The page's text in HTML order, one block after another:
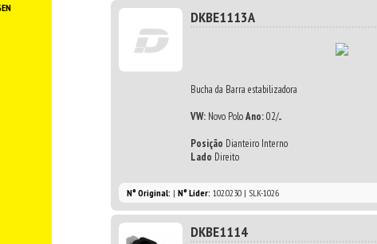
DKBE1113A
Bucha da Barra estabilizadora
VW: Novo PoloAno:02/...
Posição Dianteiro Interno
Lado Direito
N° Original: | N° Líder: 102.0230 | SLK-1026
DKBE1114